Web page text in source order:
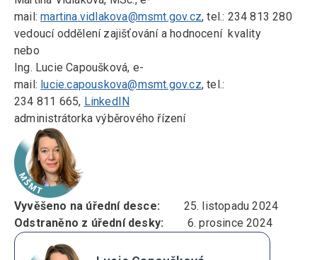
mail:martina.vidlakova@msmt.gov.cz, tel.: 234 813 280
vedoucí oddělení zajišťování a hodnocení kvality
nebo
Ing. Lucie Capoušková, e-
mail: lucie.capouskova@msmt.gov.cz, tel.:
234 811 665, LinkedIN
administrátorka výběrového řízení
Vyvěšeno na úřední desce: 25. listopadu 2024
Odstraněno z úřední desky: 6. prosince 2024